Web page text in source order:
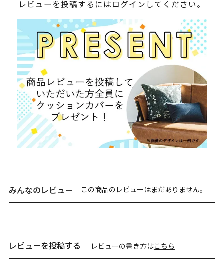
レビューを投稿するにはログイン してください。
みんなのレビュー この商品のレビューはまだありません。
レビューを投稿する レビューの書き方はこちら